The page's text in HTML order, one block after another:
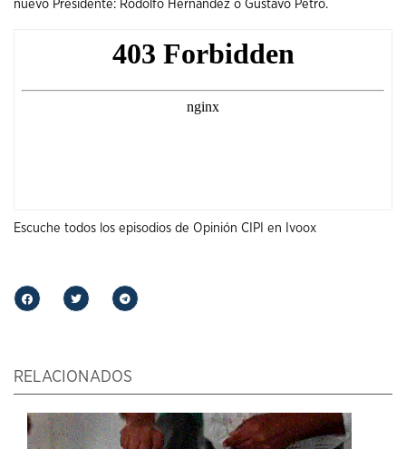
nuevo Presidente: Rodolfo Hernández o Gustavo Petro.
Escuche todos los episodios de Opinión CIPI en Ivoox
RELACIONADOS